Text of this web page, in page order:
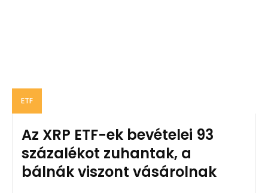
ETF
Az XRP ETF-ek bevételei 93
százalékot zuhantak, a
bálnák viszont vásárolnak